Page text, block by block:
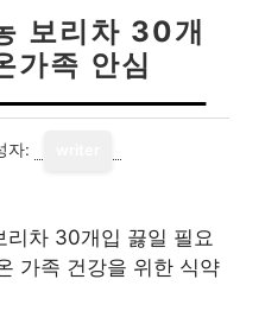
보리차 30개
가족 안심
자:
리차 30개입 끓일 필요
가족 건강을 위한 식약